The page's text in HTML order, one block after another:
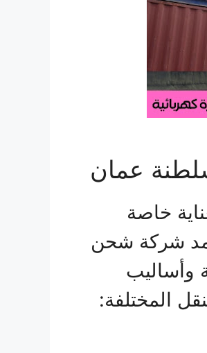
عمان
خاصة
شركة شحن
وأساليب
المختلفة: